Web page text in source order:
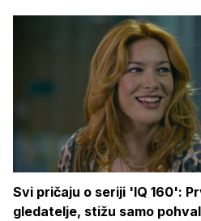
Svi pričaju o seriji 'IQ 160':
gledatelje, stižu samo